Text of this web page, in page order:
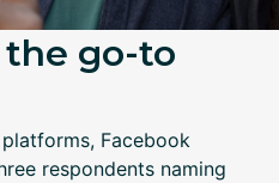
the go-to
Facebook
respondents naming